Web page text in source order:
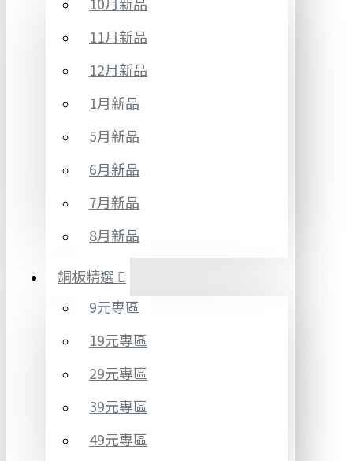
11月新品
12月新品
1月新品
5月新品
6月新品
7月新品
8月新品
銅板精選
9元專區
19元專區
29元專區
39元專區
49元專區